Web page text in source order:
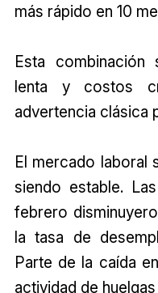
más rápido en 10
Esta combinación
lenta y costos
advertencia clásica
El mercado laboral
siendo estable.
febrero
la tasa de
Parte de la caída
actividad de